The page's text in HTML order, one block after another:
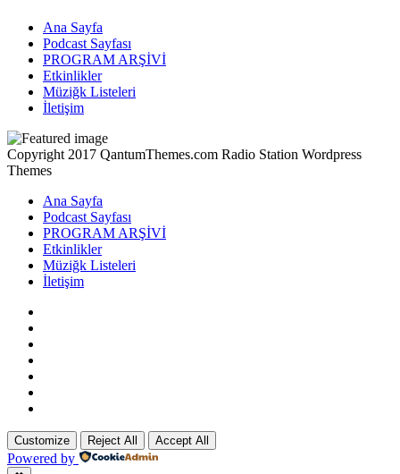
Ana Sayfa
Podcast Sayfası
PROGRAM ARŞİVİ
Etkinlikler
Müziğk Listeleri
İletişim
Copyright 2017 QantumThemes.com Radio Station Wordpress
Themes
Ana Sayfa
Podcast Sayfası
PROGRAM ARŞİVİ
Etkinlikler
Müziğk Listeleri
İletişim
Customize Reject All Accept All
Powered by